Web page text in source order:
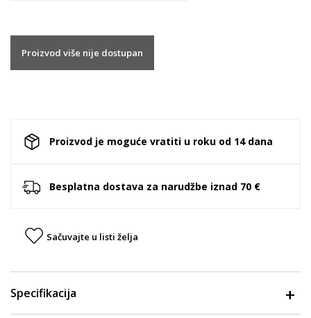
Proizvod više nije dostupan
Proizvod je moguće vratiti u roku od 14 dana
Besplatna dostava za narudžbe iznad 70 €
Sačuvajte u listi želja
Specifikacija